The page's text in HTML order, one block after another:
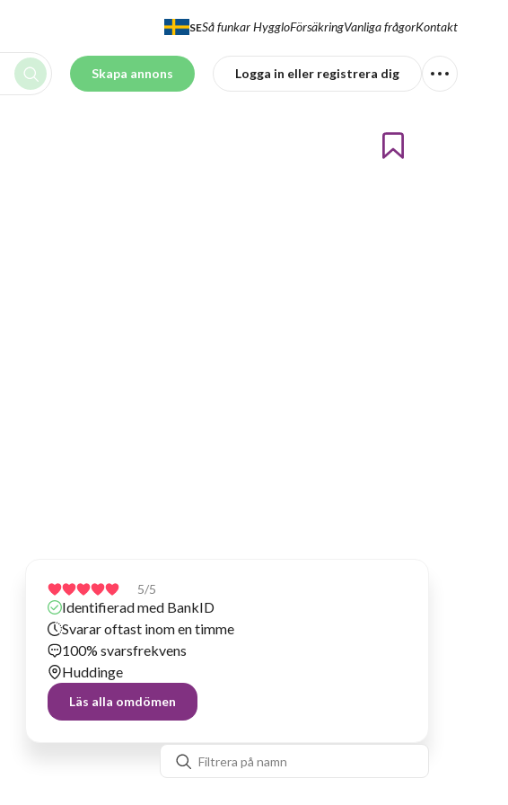
SESå funkar HyggloFörsäkringVanliga frågorKontakt
Skapa annons Logga in eller registrera dig
5/5
Identifierad med BankID
Svarar oftast inom en timme
100% svarsfrekvens
Huddinge
Läs alla omdömen